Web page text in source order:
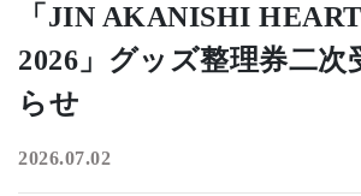
「JIN AKANISHI
2026」グッズ整理券二次
らせ
2026.07.02